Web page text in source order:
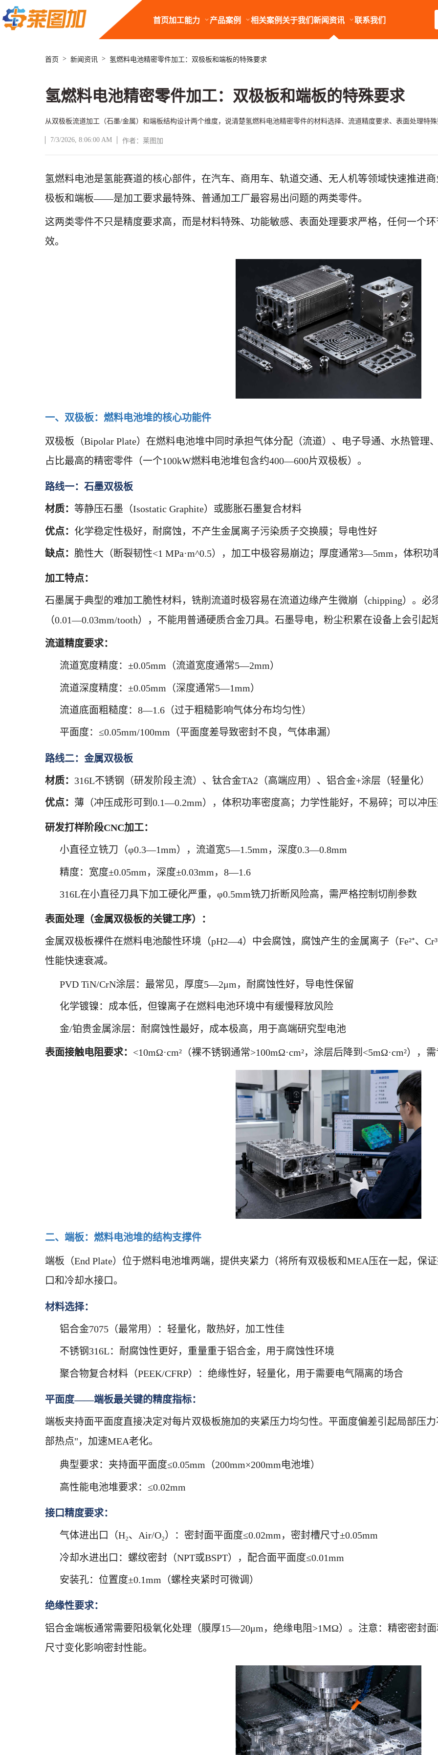
首页加工能力 产品案例 相关案例 关于我们新闻资讯 联系我们
首页 > 新闻资讯 > 氢燃料电池精密零件加工：双极板和端板的特殊要求
氢燃料电池精密零件加工：双极板和端板的特殊要求
从双极板流道加工（石墨/金属）和端板结构设计两个维度，说清楚氢燃料电池精密零件的材料选择、流道精度要求、表面处理特
7/3/2026, 8:06:00 AM 作者：莱图加
文章正文
氢燃料电池是氢能赛道的核心部件，在汽车、商用车、轨道交通、无人机等领域快速推
极板和端板——是加工要求最特殊、普通加工厂最容易出问题的两类零件。
这两类零件不只是精度要求高，而是材料特殊、功能敏感、表面处理要求严格，任何一个
效。
一、双极板：燃料电池堆的核心功能件
双极板（Bipolar Plate）在燃料电池堆中同时承担气体分配（流道）、电子导通、水热管理
占比最高的精密零件（一个100kW燃料电池堆包含约400—600片双极板）。
路线一：石墨双极板
材质： 等静压石墨（Isostatic Graphite）或膨胀石墨复合材料
优点： 化学稳定性极好，耐腐蚀，不产生金属离子污染质子交换膜；导电性好
缺点： 脆性大（断裂韧性<1 MPa·m^0.5），加工中极容易崩边；厚度通常3—5mm，体积功
加工特点：
石墨属于典型的难加工脆性材料，铣削流道时极容易在流道边缘产生微崩（chipping）。
（0.01—0.03mm/tooth），不能用普通硬质合金刀具。石墨导电，粉尘积累在设备上会引起
流道精度要求：
流道宽度精度：±0.05mm（流道宽度通常5—2mm）
流道深度精度：±0.05mm（深度通常5—1mm）
流道底面粗糙度：8—1.6（过于粗糙影响气体分布均匀性）
平面度：≤0.05mm/100mm（平面度差导致密封不良，气体串漏）
路线二：金属双极板
材质： 316L不锈钢（研发阶段主流）、钛合金TA2（高端应用）、铝合金+涂层（轻量化）
优点： 薄（冲压成形可到0.1—0.2mm），体积功率密度高；力学性能好，不易碎；可以冲
研发打样阶段CNC加工：
小直径立铣刀（φ0.3—1mm），流道宽5—1.5mm，深度0.3—0.8mm
精度：宽度±0.05mm，深度±0.03mm，8—1.6
316L在小直径刀具下加工硬化严重，φ0.5mm铣刀折断风险高，需严格控制切削参数
表面处理（金属双极板的关键工序）：
金属双极板裸件在燃料电池酸性环境（pH2—4）中会腐蚀，腐蚀产生的金属离子（Fe²⁺、
性能快速衰减。
PVD TiN/CrN涂层：最常见，厚度5—2μm，耐腐蚀性好，导电性保留
化学镀镍：成本低，但镍离子在燃料电池环境中有缓慢释放风险
金/铂贵金属涂层：耐腐蚀性最好，成本极高，用于高端研究型电池
表面接触电阻要求： <10mΩ·cm²（裸不锈钢通常>100mΩ·cm²，涂层后降到<5mΩ·cm²），
二、端板：燃料电池堆的结构支撑件
端板（End Plate）位于燃料电池堆两端，提供夹紧力（将所有双极板和MEA压在一起，保
口和冷却水接口。
材料选择：
铝合金7075（最常用）：轻量化，散热好，加工性佳
不锈钢316L：耐腐蚀性更好，重量重于铝合金，用于腐蚀性环境
聚合物复合材料（PEEK/CFRP）：绝缘性好，轻量化，用于需要电气隔离的场合
平面度——端板最关键的精度指标：
端板夹持面平面度直接决定对每片双极板施加的夹紧压力均匀性。平面度偏差引起局部压
部热点"，加速MEA老化。
典型要求：夹持面平面度≤0.05mm（200mm×200mm电池堆）
高性能电池堆要求：≤0.02mm
接口精度要求：
气体进出口（H₂、Air/O₂）：密封面平面度≤0.02mm，密封槽尺寸±0.05mm
冷却水进出口：螺纹密封（NPT或BSPT），配合面平面度≤0.01mm
安装孔：位置度±0.1mm（螺栓夹紧时可微调）
绝缘性要求：
铝合金端板通常需要阳极氧化处理（膜厚15—20μm，绝缘电阻>1MΩ）。注意：精密密封
尺寸变化影响密封性能。